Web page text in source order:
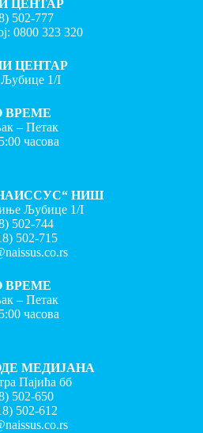
ЦЕНТАР
502-777
0800 323 320
ЦЕНТАР
1/I
ВРЕМЕ
– Петак
часова
НИШ
Љубице 1/I
502-744
502-715
ВРЕМЕ
– Петак
часова
МЕДИЈАНА
Пајића бб
502-650
502-612